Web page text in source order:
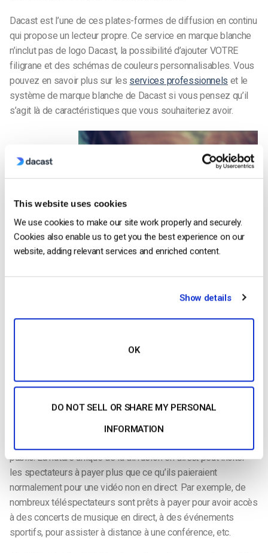
This website uses cookies
We use cookies to make our site work properly and securely.
Cookies also enable us to get you the best experience on our
website, adding relevant services and enriched content.
Show details
OK
DO NOT SELL OR SHARE MY PERSONAL
INFORMATION
Dacast est l’une de ces plates-formes de diffusion en continu
qui propose un lecteur propre. Ce service en marque blanche
n’inclut pas de logo Dacast, la possibilité d’ajouter VOTRE
filigrane et des schémas de couleurs personnalisables. Vous
pouvez en savoir plus sur les services professionnels et le
système de marque blanche de Dacast si vous pensez qu’il
s’agit là de caractéristiques que vous souhaiteriez avoir.
Élargissez vos options. Promouvoir votre site, c’est bien,
votre nombre d’abonnés, développez votre audience. Une
bonne plateforme de diffusion vidéo en direct vous donnera la
mur Facebook. Dacast est un fournisseur de services qui
Vidéo Paywall
Vous êtes-vous déjà demandé si vous pouviez monétiser
streaming PPV(pay-per-view) par le biais de
public. La nature unique de la diffusion endirectpeut inciter
les spectateurs à payer plus que ce qu’ils paieraient
normalement pour une vidéo non en direct. Par exemple, de
nombreux téléspectateurs sont prêts à payer pour avoir accès
à des concerts de musique en direct, à des événements
sportifs, pour assister à distance à une conférence, etc.